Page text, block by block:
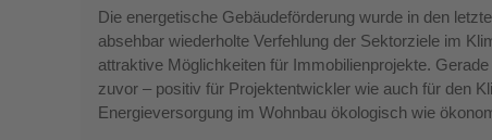
Neue
Bundesförderung
für
effiziente
Die energetische Gebäudeförderung wurde in den
absehbar wiederholte Verfehlung der Sektorziele im
attraktive Möglichkeiten für Immobilienprojekte.
zuvor – positiv für Projektentwickler wie auch für den
Energieversorgung im Wohnbau ökologisch wie